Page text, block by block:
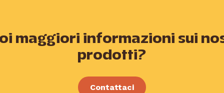
maggiori informazioni sui
prodotti?
Contattaci